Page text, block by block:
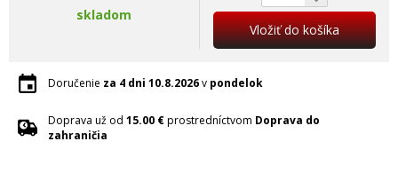
skladom
Vložiť do košíka
Doručenie za 4 dni 10.8.2026v pondelok
Doprava už od 15.00 €prostredníctvom Doprava do
zahraničia